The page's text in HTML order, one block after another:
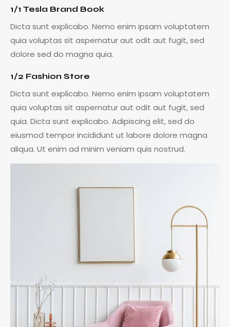
1/1 Tesla Brand Book
Dicta sunt explicabo. Nemo enim ipsam voluptatem
quia voluptas sit aspernatur aut odit aut fugit, sed
dolore sed do magna quia.
1/2 Fashion Store
Dicta sunt explicabo. Nemo enim ipsam voluptatem
quia voluptas sit aspernatur aut odit aut fugit, sed
quia. Dicta sunt explicabo. Adipiscing elit, sed do
eiusmod tempor incididunt ut labore dolore magna
aliqua. Ut enim ad minim veniam quis nostrud.